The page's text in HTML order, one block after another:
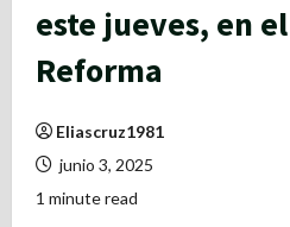
este jueves, en
Reforma
Eliascruz1981
junio 3, 2025
1 minute read